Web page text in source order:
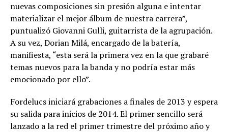
nuevas composiciones sin presión alguna e intentar
materializar el mejor álbum de nuestra carrera”,
puntualizó Giovanni Gulli, guitarrista de la agrupación.
A su vez, Dorian Milá, encargado de la batería,
manifiesta, “esta será la primera vez en la que grabaré
temas nuevos para la banda y no podría estar más
emocionado por ello”.
Fordelucs iniciará grabaciones a finales de 2013 y espera
su salida para inicios de 2014. El primer sencillo será
lanzado a la red el primer trimestre del próximo año y